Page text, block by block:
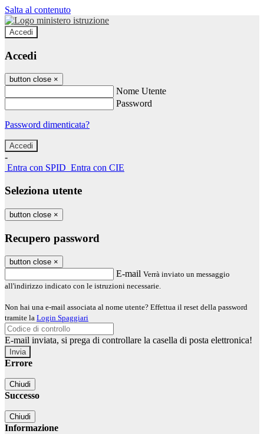
Salta al contenuto
Accedi
Accedi
button close ×
Nome Utente
Password
Password dimenticata?
-
Entra con SPID Entra con CIE
Seleziona utente
button close ×
Recupero password
button close ×
E-mail Verrà inviato un messaggio
all'indirizzo indicato con le istruzioni necessarie.
Non hai una e-mail associata al nome utente? Effettua il reset della password
tramite la Login Spaggiari
E-mail inviata, si prega di controllare la casella di posta elettronica!
Errore
Chiudi
Successo
Chiudi
Informazione